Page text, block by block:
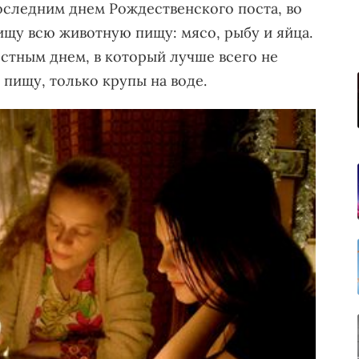
днем Рождественского поста, во
всю животную пищу: мясо, рыбу и яйца.
днем, в который лучше всего не
только крупы на воде.